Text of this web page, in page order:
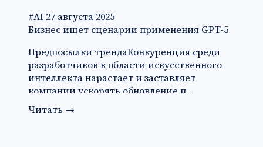
#AI 27 августа 2025
Бизнес ищет сценарии применения GPT-5
Предпосылки трендаКонкуренция среди
разработчиков в области искусственного
интеллекта нарастает и заставляет
компании ускорять обновление п…
Читать →